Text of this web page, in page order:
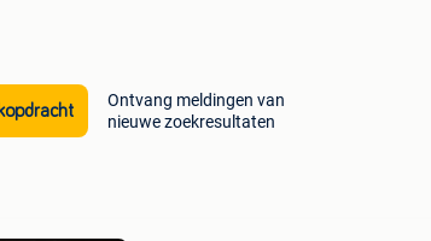
Ontvang meldingen van
nieuwe zoekresultaten